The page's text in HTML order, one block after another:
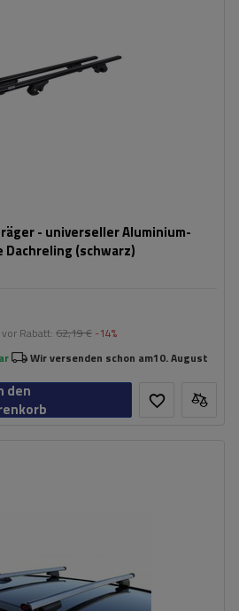
- universeller Aluminium-
(schwarz)
Rabatt: 62,19 € -14%
Wir versenden schon am10. August
den